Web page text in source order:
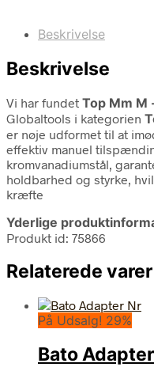
Beskrivelse
Beskrivelse
Vi har fundet Top Mm M
Globaltools i kategorien
er nøje udformet til at
effektiv manuel
kromvanadiumstål,
holdbarhed og styrke,
kræfte
Yderlige
Produkt id: 75866
Relaterede varer
På Udsalg! 29%
Bato